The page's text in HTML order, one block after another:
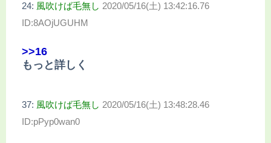
24: 風吹けば毛無し 2020/05/16(土) 13:42:16.76
ID:8AOjUGUHM
>>16
もっと詳しく
37: 風吹けば毛無し 2020/05/16(土) 13:48:28.46
ID:pPyp0wan0